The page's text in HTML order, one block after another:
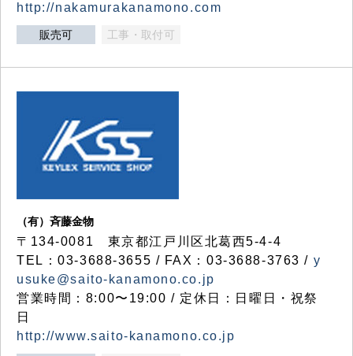
http://nakamurakanamono.com
販売可 工事・取付可
（有）斉藤金物
〒134-0081 東京都江戸川区北葛西5-4-4
TEL：03-3688-3655 / FAX：03-3688-3763 / y
usuke@saito-kanamono.co.jp
営業時間：8:00〜19:00 / 定休日：日曜日・祝祭
日
http://www.saito-kanamono.co.jp